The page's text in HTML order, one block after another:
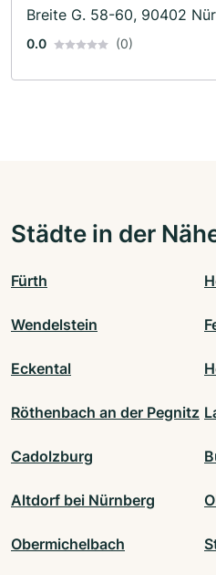
Breite G. 58-60, 90402
0.0 (0)
Städte in der
Fürth
Wendelstein
Eckental
Röthenbach an der Pegnitz
Cadolzburg
Altdorf bei Nürnberg
Obermichelbach